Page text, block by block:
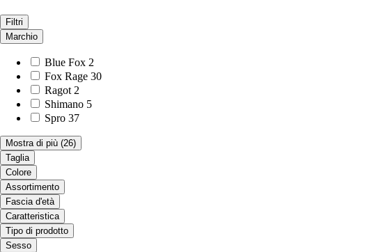
Filtri
Marchio
Blue Fox 2
Fox Rage 30
Ragot 2
Shimano 5
Spro 37
Mostra di più (26)
Taglia
Colore
Assortimento
Fascia d'età
Caratteristica
Tipo di prodotto
Sesso